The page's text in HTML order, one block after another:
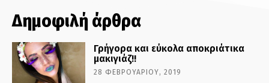
Δημοφιλή άρθρα
Γρήγορα και εύκολα αποκριάτικα
μακιγιάζ!!
28 ΦΕΒΡΟΥΑΡΊΟΥ, 2019